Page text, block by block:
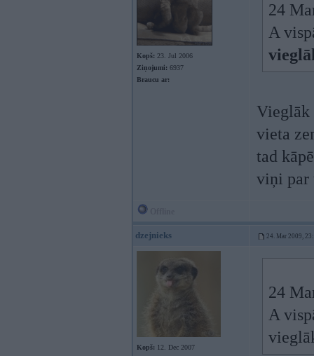
Kopš: 23. Jul 2006
Ziņojumi: 6937
Braucu ar:
24
A
Vieglāk
vieta
tad
viņi par
dzejnieks 24. Mar 2009,
Kopš: 12. Dec 2007
24
A